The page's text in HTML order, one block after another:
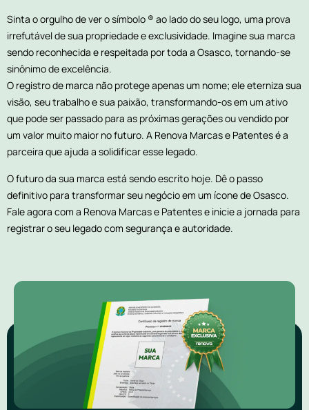
Sinta o orgulho de ver o símbolo ® ao lado do seu logo, uma prova
irrefutável de sua propriedade e exclusividade. Imagine sua marca
sendo reconhecida e respeitada por toda a Osasco, tornando-se
sinônimo de excelência.
O registro de marca não protege apenas um nome; ele eterniza sua
visão, seu trabalho e sua paixão, transformando-os em um ativo
que pode ser passado para as próximas gerações ou vendido por
um valor muito maior no futuro. A Renova Marcas e Patentes é a
parceira que ajuda a solidificar esse legado.
O futuro da sua marca está sendo escrito hoje. Dê o passo
definitivo para transformar seu negócio em um ícone de Osasco.
Fale agora com a Renova Marcas e Patentes e inicie a jornada para
registrar o seu legado com segurança e autoridade.